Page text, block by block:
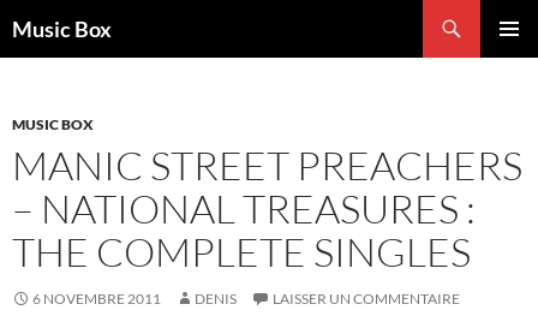
auMusic Box
MUSIC BOX
MANIC STREET PREACHERS
– NATIONAL TREASURES :
THE COMPLETE SINGLES
6 NOVEMBRE 2011 DENIS LAISSER UN COMMENTAIRE